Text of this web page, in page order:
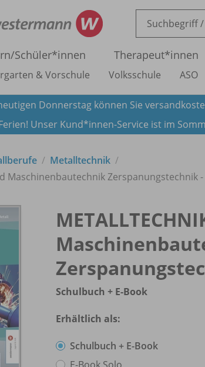
Schüler*innen Therapeut*innen
& Vorschule Volksschule ASO
Donnerstag können Sie
Unser Kund*innen-Service ist im
Metalltechnik
Maschinenbautechnik Zerspanungstechnik
Schulbuch + E-Book
Erhältlich als:
Schulbuch + E-Book